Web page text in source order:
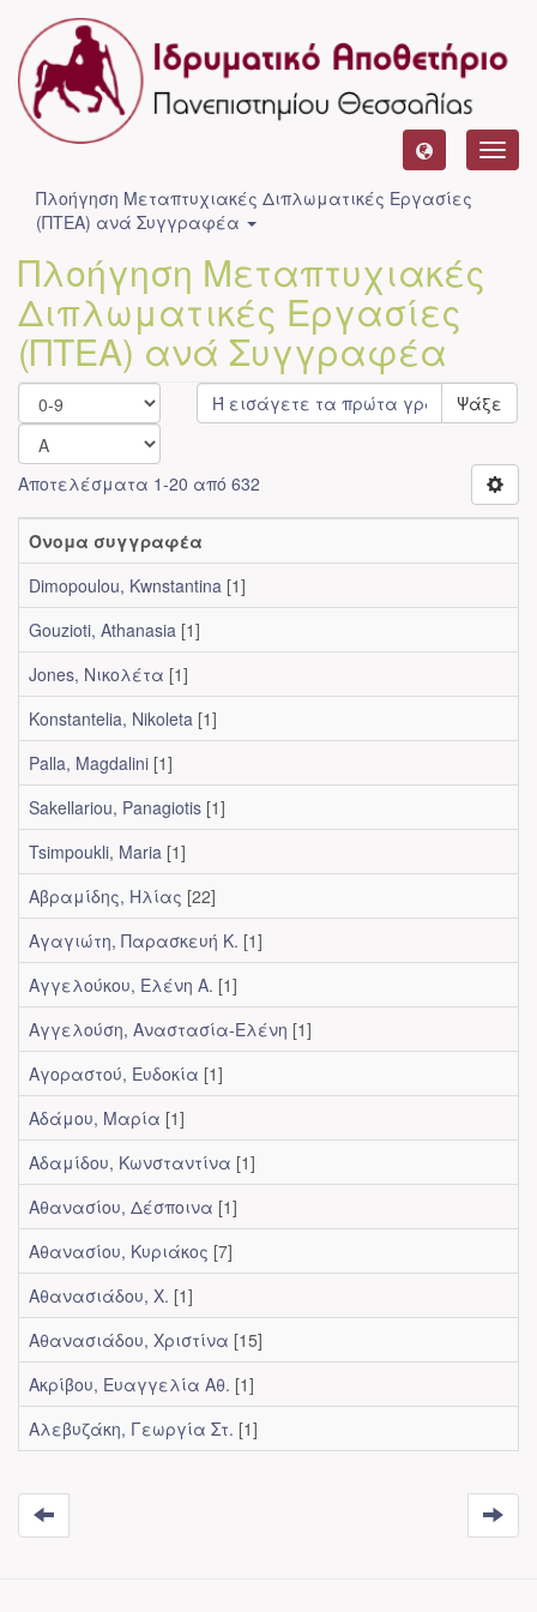
Πλοήγηση Μεταπτυχιακές Διπλωματικές Εργασίες
(ΠΤΕΑ) ανά Συγγραφέα
Πλοήγηση Μεταπτυχιακές
Διπλωματικές Εργασίες
(ΠΤΕΑ) ανά Συγγραφέα
Ψάξε
Αποτελέσματα 1-20 από 632
Όνομα συγγραφέα
Dimopoulou, Kwnstantina [1]
Gouzioti, Athanasia [1]
Jones, Νικολέτα [1]
Konstantelia, Nikoleta [1]
Palla, Magdalini [1]
Sakellariou, Panagiotis [1]
Tsimpoukli, Maria [1]
Αβραμίδης, Ηλίας [22]
Αγαγιώτη, Παρασκευή Κ. [1]
Αγγελούκου, Ελένη Α. [1]
Αγγελούση, Αναστασία-Ελένη [1]
Αγοραστού, Ευδοκία [1]
Αδάμου, Μαρία [1]
Αδαμίδου, Κωνσταντίνα [1]
Αθανασίου, Δέσποινα [1]
Αθανασίου, Κυριάκος [7]
Αθανασιάδου, Χ. [1]
Αθανασιάδου, Χριστίνα [15]
Ακρίβου, Ευαγγελία Αθ. [1]
Αλεβυζάκη, Γεωργία Στ. [1]